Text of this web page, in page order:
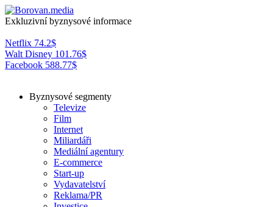
Exkluzivní byznysové informace
Netflix 74.2$
Walt Disney 101.76$
Facebook 588.77$
Byznysové segmenty
Televize
Film
Internet
Miliardáři
Mediální agentury
E-commerce
Start-up
Vydavatelství
Reklama/PR